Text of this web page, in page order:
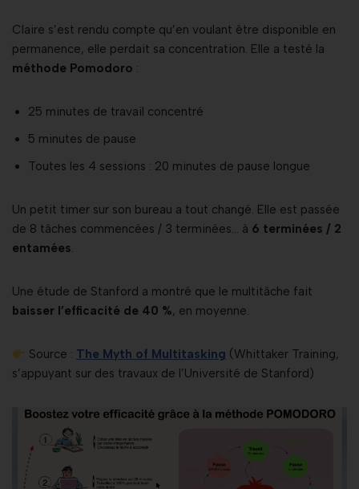
Claire s’est rendu compte qu’en voulant être disponible en
permanence, elle perdait sa concentration. Elle a testé la
méthode Pomodoro :
25 minutes de travail concentré
5 minutes de pause
Toutes les 4 sessions : 20 minutes de pause longue
Un petit timer sur son bureau a tout changé. Elle est passée
de 8 tâches commencées / 3 terminées… à 6 terminées / 2
entamées.
Une étude de Stanford a montré que le multitâche fait
baisser l’efficacité de 40 %, en moyenne.
Source : The Myth of Multitasking (Whittaker Training,
s’appuyant sur des travaux de l’Université de Stanford)